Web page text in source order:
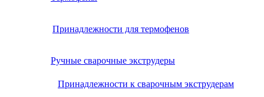
Принадлежности для термофенов
Ручные сварочные экструдеры
Принадлежности к сварочным экструдерам